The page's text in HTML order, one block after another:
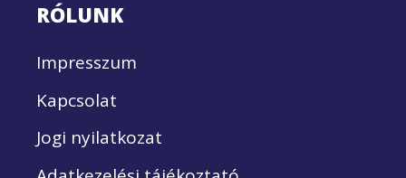
RÓLUNK
Impresszum
Kapcsolat
Jogi nyilatkozat